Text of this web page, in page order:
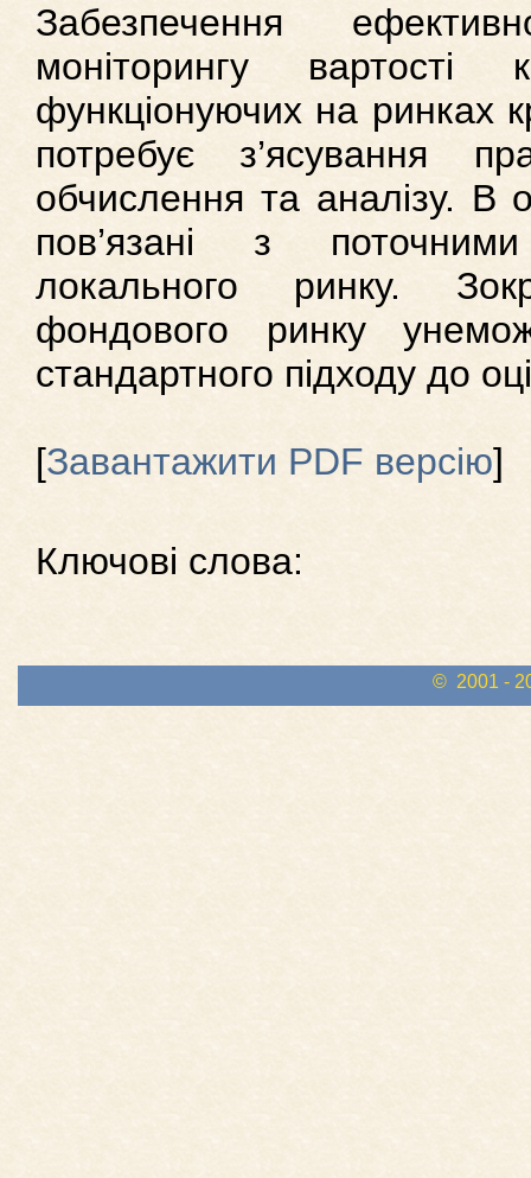
Забезпечення
моніторингу вартості
функціонуючих на ринках
потребує з’ясування
обчислення та аналізу. В
пов’язані з
локального ринку.
фондового ринку
стандартного підходу до
[Завантажити PDF версію]
Ключові слова:
© 2001 -